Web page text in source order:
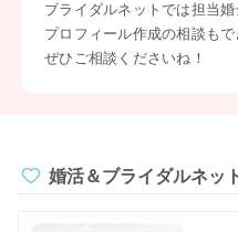
ブライダルネットでは担当婚
プロフィール作成の相談もで
ぜひご相談くださいね！
婚活＆ブライダルネッ